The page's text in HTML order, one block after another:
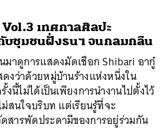
เทศกาลศิลปะ
บชุมชนฝั่งธนฯ จนกลมกลืน
มาดูการแสดงมัดเชือก Shibari อากู๋
งว่าด้วยหมู่บ้านร้างแห่งหนึ่งใน
นี้ไม่ได้เป็นเพียงการนำงานไปตั้งไว้
สนใจบริบท แต่เรียนรู้ที่จะ
สารพัดประดามีของการอยู่ร่วมกัน